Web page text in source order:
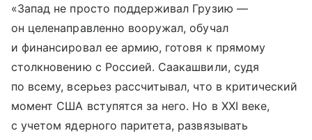
«Запад не просто поддерживал Грузию —
он целенаправленно вооружал, обучал
и финансировал ее армию, готовя к прямому
столкновению с Россией. Саакашвили, судя
по всему, всерьез рассчитывал, что в критический
момент США вступятся за него. Но в XXI веке,
с учетом ядерного паритета, развязывать